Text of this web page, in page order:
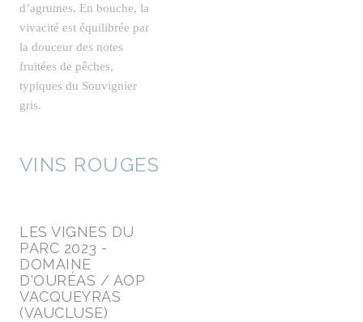
d’agrumes. En bouche, la
vivacité est équilibrée par
la douceur des notes
fruitées de pêches,
typiques du Souvignier
gris.
VINS ROUGES
LES VIGNES DU
PARC 2023 -
DOMAINE
D'OURÉAS / AOP
VACQUEYRAS
(VAUCLUSE)